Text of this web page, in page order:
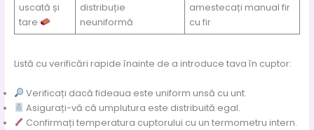
uscată și
tare
distribuție
neuniformă
amestecați manual fir
cu fir
Listă cu verificări rapide înainte de a introduce tava în cuptor:
Verificați dacă fideaua este uniform unsă cu unt.
Asigurați-vă că umplutura este distribuită egal.
Confirmați temperatura cuptorului cu un termometru intern.